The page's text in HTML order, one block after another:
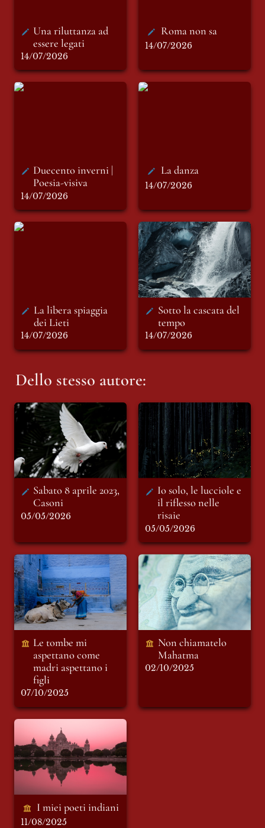
Una riluttanza ad
essere legati
14/07/2026
Roma non sa
14/07/2026
Duecento inverni |
Duecento inverni |
Poesia-visiva
14/07/2026
La danza
La danza
14/07/2026
La libera spiaggia
La libera spiaggia
dei Lieti
14/07/2026
Sotto la cascata del
tempo
Sotto la cascata del
tempo
14/07/2026
Dello stesso autore:
Sabato 8 aprile
2023, Casoni
Sabato 8 aprile 2023,
Casoni
05/05/2026
Io solo, le lucciole e
il riflesso nelle risaie
Io solo, le lucciole e
il riflesso nelle
risaie
05/05/2026
Le tombe mi
aspettano come
madri aspettano i
figli
Le tombe mi
aspettano come
madri aspettano i
figli
07/10/2025
Non chiamatelo
Mahatma
Non chiamatelo
Mahatma
02/10/2025
I miei poeti indiani
11/08/2025